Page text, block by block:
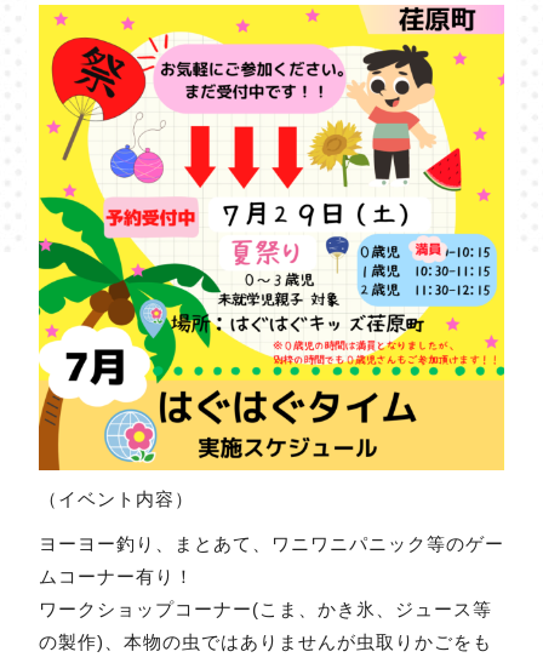
（イベント内容）
ヨーヨー釣り、まとあて、ワニワニパニック等のゲー
ムコーナー有り！
ワークショップコーナー(こま、かき氷、ジュース等
の製作)、本物の虫ではありませんが虫取りかごをも